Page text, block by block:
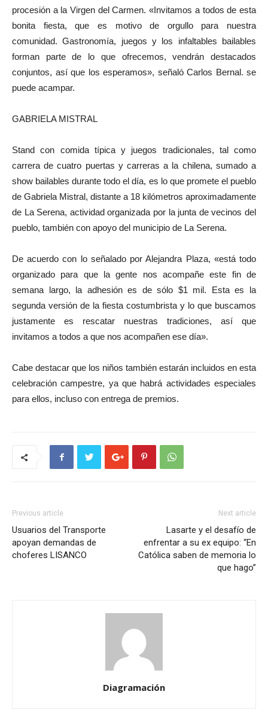
procesión a la Virgen del Carmen. «Invitamos a todos de esta
bonita fiesta, que es motivo de orgullo para nuestra
comunidad. Gastronomía, juegos y los infaltables bailables
forman parte de lo que ofrecemos, vendrán destacados
conjuntos, así que los esperamos», señaló Carlos Bernal. se
puede acampar.
GABRIELA MISTRAL
Stand con comida típica y juegos tradicionales, tal como
carrera de cuatro puertas y carreras a la chilena, sumado a
show bailables durante todo el día, es lo que promete el pueblo
de Gabriela Mistral, distante a 18 kilómetros aproximadamente
de La Serena, actividad organizada por la junta de vecinos del
pueblo, también con apoyo del municipio de La Serena.
De acuerdo con lo señalado por Alejandra Plaza, «está todo
organizado para que la gente nos acompañe este fin de
semana largo, la adhesión es de sólo $1 mil. Esta es la
segunda versión de la fiesta costumbrista y lo que buscamos
justamente es rescatar nuestras tradiciones, así que
invitamos a todos a que nos acompañen ese día».
Cabe destacar que los niños también estarán incluidos en esta
celebración campestre, ya que habrá actividades especiales
para ellos, incluso con entrega de premios.
Previous article
Usuarios del Transporte
apoyan demandas de
choferes LISANCO
Next article
Lasarte y el desafío de
enfrentar a su ex equipo: “En
Católica saben de memoria lo
que hago”
Diagramación